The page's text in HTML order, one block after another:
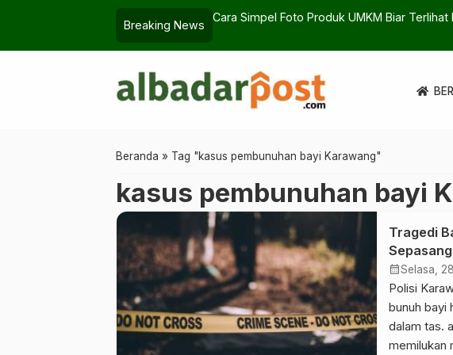
Breaking News
Lima Kapolres Berganti, Satu Mimpi Arul
Beranda » Tag "kasus pembunuhan bayi Karawang"
kasus pembunuhan bayi
Tragedi
Hasil
calendar_monthSelasa,
Polisi
bunuh bayi
dalam tas.
memilukan